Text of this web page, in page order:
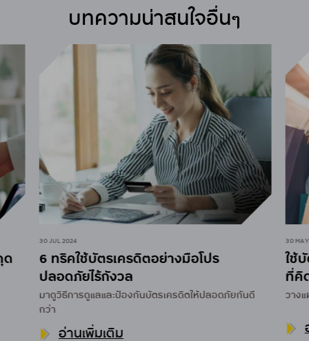
บทความน่าสนใจอื่นๆ
ด
30 JUL 2024
6 ทริคใช้บัตรเครดิตอย่างมือโปร
ปลอดภัยไร้กังวล
มาดูวิธีการดูแลและป้องกันบัตรเครดิตให้ปลอดภัยกันดี
กว่า
อ่านเพิ่มเติม
30
ใช้
ที่คิ
วาง